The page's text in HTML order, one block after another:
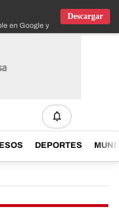
en Google y IOS
Descargar
DEPORTES